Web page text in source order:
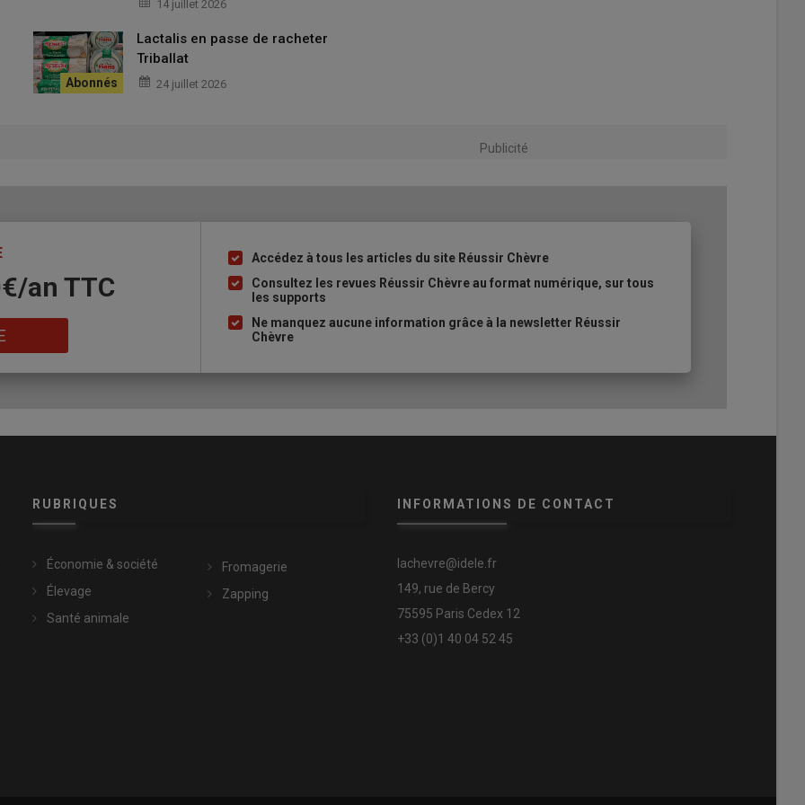
moins d’éleveurs
14 juillet 2026
Lactalis en passe de racheter
Triballat
24 juillet 2026
Publicité
an TTC
Liste
à
puce
Accédez à tous les articles du site Réussir Chèvre
Consultez les revues Réussir Chèvre au format numérique, sur tous
les supports
Ne manquez aucune information grâce à la newsletter Réussir
Chèvre
RUBRIQUES
Économie & société
Élevage
Santé animale
Fromagerie
Zapping
INFORMATIONS DE CONTACT
lachevre@idele.fr
149, rue de Bercy
75595 Paris Cedex 12
+33 (0)1 40 04 52 45